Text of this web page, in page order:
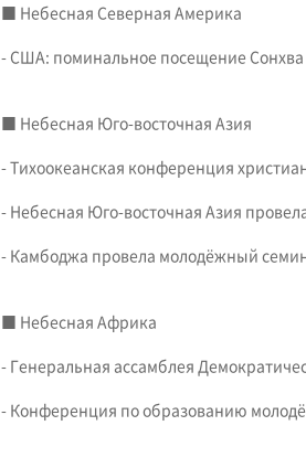
■ Небесная Северная Америка
- США: поминальное посещение Сонхва
■ Небесная Юго-восточная Азия
- Тихоокеанская конференция
- Небесная Юго-восточная Азия
- Камбоджа провела молодёжный
■ Небесная Африка
- Генеральная ассамблея
- Конференция по образованию